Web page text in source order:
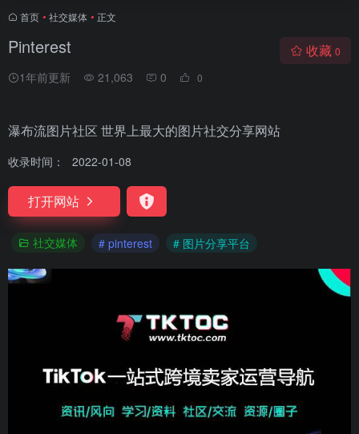
首页 • 社交媒体 • 正文
Pinterest
1年前更新 21,063 0 0
收藏 0
瀑布流图片社区 世界上最大的图片社交分享网站
收录时间： 2022-01-08
打开网站
社交媒体 # pinterest # 图片分享平台